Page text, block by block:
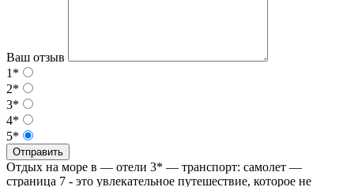
Ваш отзыв
1*
2*
3*
4*
5*
Отправить
Отдых на море в — отели 3* — транспорт: самолет —
страница 7 - это увлекательное путешествие, которое не